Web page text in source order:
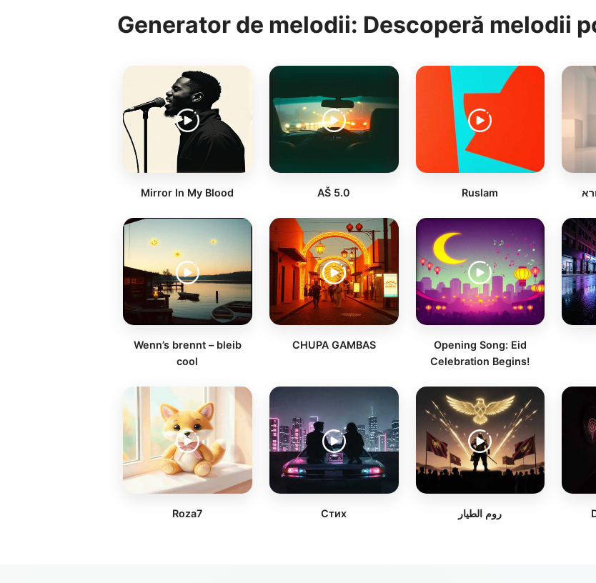
Generator de melodii: Descoperă melodii
Mirror In My Blood AŠ 5.0 Ruslam
Wenn’s brennt – bleib
cool
CHUPA GAMBAS
Opening Song: Eid
Celebration Begins!
Roza7 Стих روم الطيار